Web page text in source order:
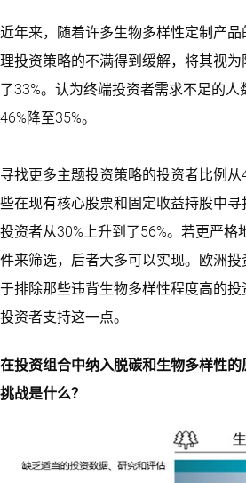
近年来，随着许多生物多样性定制产
理投资策略的不满得到缓解，将其视为
了33%。认为终端投资者需求不足的
46%降至35%。
寻找更多主题投资策略的投资者比例从
些在现有核心股票和固定收益持股中
投资者从30%上升到了56%。若更严格
件来筛选，后者大多可以实现。欧洲
于排除那些违背生物多样性程度高的
投资者支持这一点。
在投资组合中纳入脱碳和生物多样性
挑战是什么？